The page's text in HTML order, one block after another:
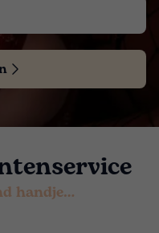
handje…